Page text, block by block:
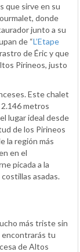
que sirve en su
donde
junto a su
de “L’Etape
de Éric y que
Pirineos, justo
Este chalet
metros
lugar ideal desde
de los Pirineos
la región más
en el
picada a la
asadas.
más triste sin
encontrarás tu
de Altos